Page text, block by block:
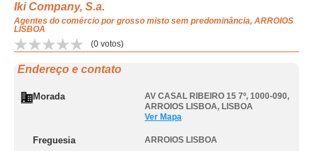
Iki Company, S.a.
Agentes do comércio por grosso misto sem predominância, ARROIOS
LISBOA
(0 votos)
Endereço e contato
Morada AV CASAL RIBEIRO 15 7º, 1000-090,
ARROIOS LISBOA, LISBOA
Ver Mapa
Freguesia ARROIOS LISBOA